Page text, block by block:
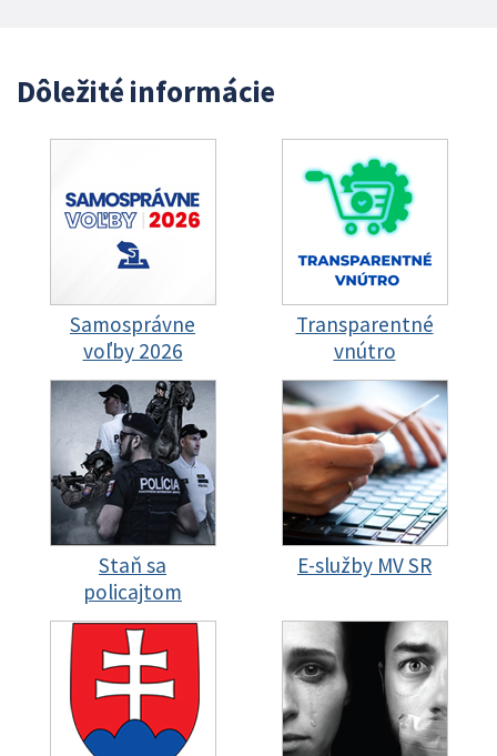
Dôležité informácie
Samosprávne
voľby 2026
Transparentné
vnútro
Staň sa
policajtom
E-služby MV SR